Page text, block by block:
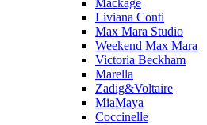
Mackage
Liviana Conti
Max Mara Studio
Weekend Max Mara
Victoria Beckham
Marella
Zadig&Voltaire
MiaMaya
Coccinelle